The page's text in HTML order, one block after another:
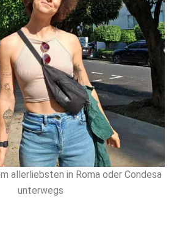
allerliebsten in Roma oder Condesa
unterwegs